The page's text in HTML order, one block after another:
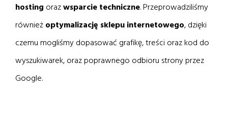
hosting orazwsparcie techniczne. Przeprowadziliśmy
również optymalizację sklepu internetowego, dzięki
czemu mogliśmy dopasować grafikę, treści oraz kod do
wyszukiwarek, oraz poprawnego odbioru strony przez
Google.